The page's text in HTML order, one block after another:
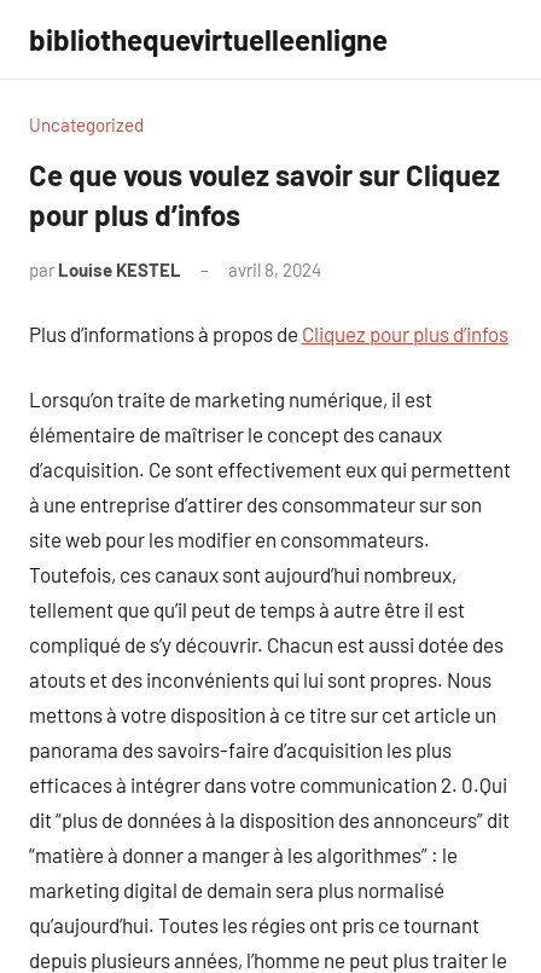
contenu
bibliothequevirtuelleenligne
Uncategorized
Ce que vous voulez savoir sur Cliquez
pour plus d’infos
par Louise KESTEL avril 8, 2024
Plus d’informations à propos de Cliquez pour plus d’infos
Lorsqu’on traite de marketing numérique, il est
élémentaire de maîtriser le concept des canaux
d’acquisition. Ce sont effectivement eux qui permettent
à une entreprise d’attirer des consommateur sur son
site web pour les modifier en consommateurs.
Toutefois, ces canaux sont aujourd’hui nombreux,
tellement que qu’il peut de temps à autre être il est
compliqué de s’y découvrir. Chacun est aussi dotée des
atouts et des inconvénients qui lui sont propres. Nous
mettons à votre disposition à ce titre sur cet article un
panorama des savoirs-faire d’acquisition les plus
efficaces à intégrer dans votre communication 2. 0.Qui
dit “plus de données à la disposition des annonceurs” dit
“matière à donner a manger à les algorithmes” : le
marketing digital de demain sera plus normalisé
qu’aujourd’hui. Toutes les régies ont pris ce tournant
depuis plusieurs années, l’homme ne peut plus traiter le